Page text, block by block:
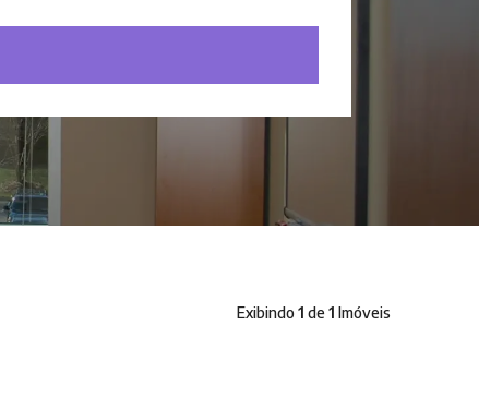
Exibindo 1 de1 Imóveis